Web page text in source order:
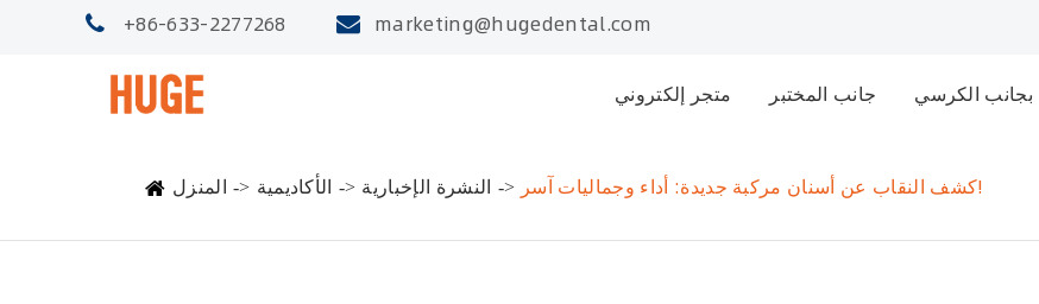
+86-633-2277268 marketing@hugedental.com
متجر إلكتروني جانب المختبر بجانب الكرسي
المنزل الأكاديمية النشرة الإخبارية كشف النقاب عن أسنان مركبة جديدة: أداء وجماليات آسر!